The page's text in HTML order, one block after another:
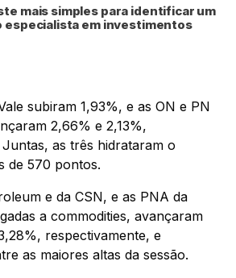
mais simples para identificar um
especialista em investimentos
subiram 1,93%, e as ON e PN
2,66% e 2,13%,
as três hidrataram o
de 570 pontos.
e da CSN, e as PNA da
a commodities, avançaram
respectivamente, e
as maiores altas da sessão.